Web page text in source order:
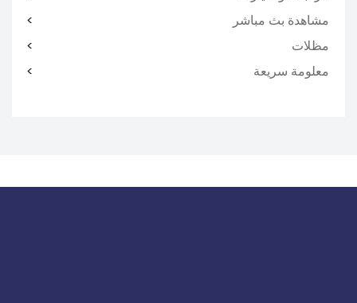
مشاهدة بث مباشر
مظلات
معلومة سريعة